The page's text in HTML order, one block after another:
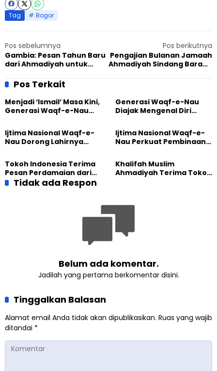
Tag Bogor
Pos sebelumnya
Gambia: Pesan Tahun Baru
dari Ahmadiyah untuk
Pos berikutnya
Pengajian Bulanan Jamaah
Ahmadiyah Sindang Barang
Pos Terkait
Menjadi ‘Ismail’ Masa Kini,
Generasi Waqf-e-Nau
Pengabdian
Generasi Waqf-e-Nau
Diajak Mengenal Diri
Dunia
Ijtima Nasional Waqf-e-
Nau Dorong Lahirnya
yang Militan
Ijtima Nasional Waqf-e-
Nau Perkuat Pembinaan
Masa Depan
Tokoh Indonesia Terima
Pesan Perdamaian dari
Khalifah Muslim
Khalifah Muslim
Ahmadiyah Terima Tokoh
Tidak ada Respon
Belum ada komentar.
Jadilah yang pertama berkomentar disini.
Tinggalkan Balasan
Alamat email Anda tidak akan dipublikasikan. Ruas yang wajib
ditandai *